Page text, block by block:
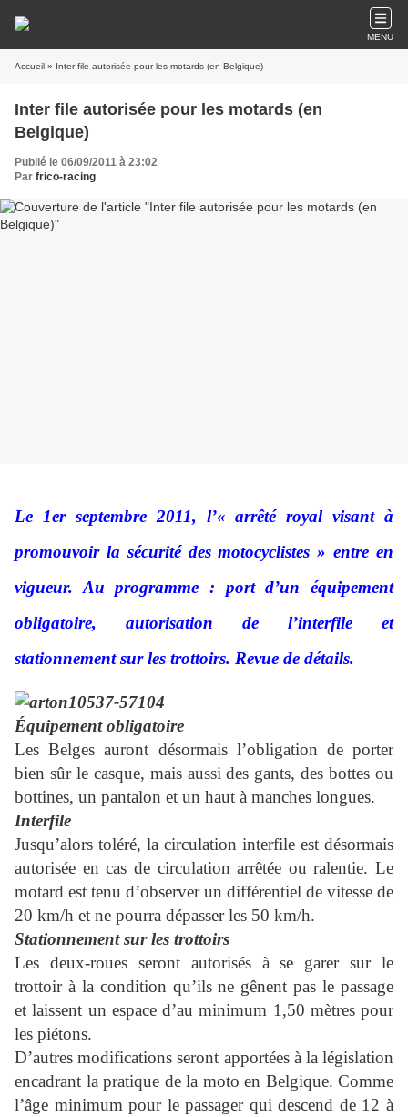
MENU
Accueil » Inter file autorisée pour les motards (en Belgique)
Inter file autorisée pour les motards (en
Belgique)
Publié le 06/09/2011 à 23:02
Par frico-racing
Le 1er septembre 2011, l’« arrêté royal visant à
promouvoir la sécurité des motocyclistes » entre en
vigueur. Au programme : port d’un équipement
obligatoire, autorisation de l’interfile et
stationnement sur les trottoirs. Revue de détails.
Équipement obligatoire
Les Belges auront désormais l’obligation de porter
bien sûr le casque, mais aussi des gants, des bottes ou
bottines, un pantalon et un haut à manches longues.
Interfile
Jusqu’alors toléré, la circulation interfile est désormais
autorisée en cas de circulation arrêtée ou ralentie. Le
motard est tenu d’observer un différentiel de vitesse de
20 km/h et ne pourra dépasser les 50 km/h.
Stationnement sur les trottoirs
Les deux-roues seront autorisés à se garer sur le
trottoir à la condition qu’ils ne gênent pas le passage
et laissent un espace d’au minimum 1,50 mètres pour
les piétons.
D’autres modifications seront apportées à la législation
encadrant la pratique de la moto en Belgique. Comme
l’âge minimum pour le passager qui descend de 12 à